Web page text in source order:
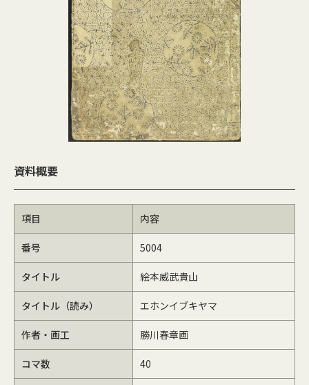
資料概要
項目 内容
番号 5004
タイトル 絵本威武貴山
タイトル（読み） エホンイブキヤマ
作者・画工 勝川春章画
コマ数 40